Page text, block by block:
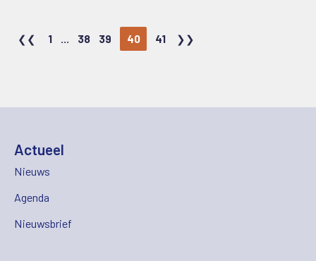
1 ... 38 39 40 41
Actueel
Nieuws
Agenda
Nieuwsbrief